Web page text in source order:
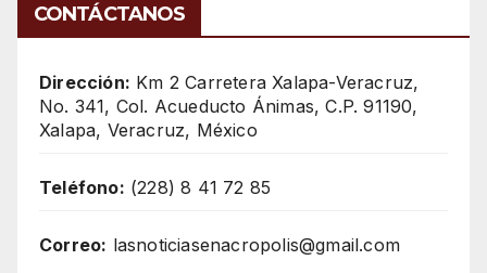
CONTÁCTANOS
Dirección: Km 2 Carretera Xalapa-Veracruz,
No. 341, Col. Acueducto Ánimas, C.P. 91190,
Xalapa, Veracruz, México
Teléfono: (228) 8 41 72 85
Correo: lasnoticiasenacropolis@gmail.com